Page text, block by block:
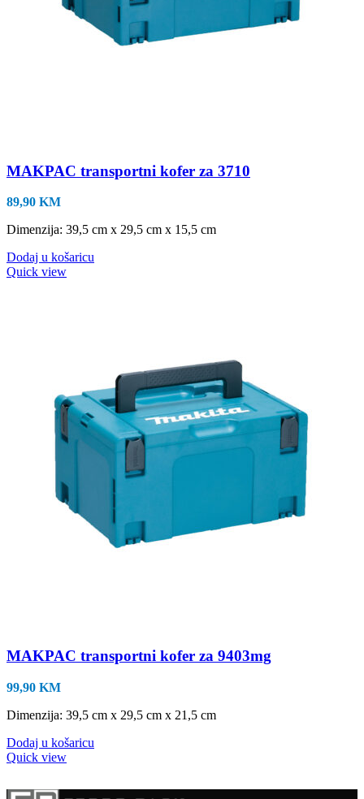
MAKPAC transportni kofer za 3710
89,90 KM
Dimenzija: 39,5 cm x 29,5 cm x 15,5 cm
Dodaj u košaricu
Quick view
MAKPAC transportni kofer za 9403mg
99,90 KM
Dimenzija: 39,5 cm x 29,5 cm x 21,5 cm
Dodaj u košaricu
Quick view